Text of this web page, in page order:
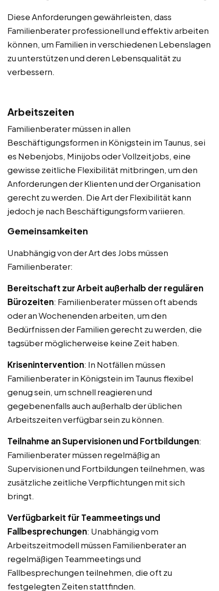
Diese Anforderungen gewährleisten, dass
Familienberater professionell und effektiv arbeiten
können, um Familien in verschiedenen Lebenslagen
zu unterstützen und deren Lebensqualität zu
verbessern.
Arbeitszeiten
Familienberater müssen in allen
Beschäftigungsformen in Königstein im Taunus, sei
es Nebenjobs, Minijobs oder Vollzeitjobs, eine
gewisse zeitliche Flexibilität mitbringen, um den
Anforderungen der Klienten und der Organisation
gerecht zu werden. Die Art der Flexibilität kann
jedoch je nach Beschäftigungsform variieren.
Gemeinsamkeiten
Unabhängig von der Art des Jobs müssen
Familienberater:
Bereitschaft zur Arbeit außerhalb der regulären
Bürozeiten: Familienberater müssen oft abends
oder an Wochenenden arbeiten, um den
Bedürfnissen der Familien gerecht zu werden, die
tagsüber möglicherweise keine Zeit haben.
Krisenintervention: In Notfällen müssen
Familienberater in Königstein im Taunus flexibel
genug sein, um schnell reagieren und
gegebenenfalls auch außerhalb der üblichen
Arbeitszeiten verfügbar sein zu können.
Teilnahme an Supervisionen und Fortbildungen:
Familienberater müssen regelmäßig an
Supervisionen und Fortbildungen teilnehmen, was
zusätzliche zeitliche Verpflichtungen mit sich
bringt.
Verfügbarkeit für Teammeetings und
Fallbesprechungen: Unabhängig vom
Arbeitszeitmodell müssen Familienberater an
regelmäßigen Teammeetings und
Fallbesprechungen teilnehmen, die oft zu
festgelegten Zeiten stattfinden.